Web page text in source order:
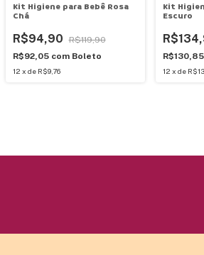
Kit Higiene para Bebê Rosa
Chá
R$94,90
R$119,90
R$92,05 com Boleto
12 x de R$9,76
Kit
Escuro
R$130,85
12 x de